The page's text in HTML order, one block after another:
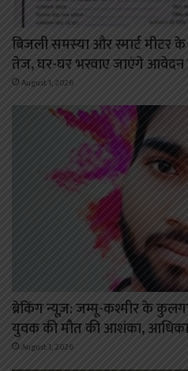
बिजली समस्या और स्मार्ट मीटर
तेज, घर-घर भरवाए जाएंगे आवेदन
August 1, 2026
ब्रेकिंग न्यूज़: जम्मू-कश्मीर के
युवक की मौत की आशंका,
August 1, 2026